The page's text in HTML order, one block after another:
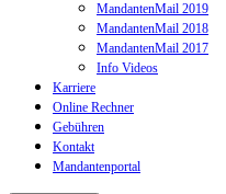
MandantenMail 2019
MandantenMail 2018
MandantenMail 2017
Info Videos
Karriere
Online Rechner
Gebühren
Kontakt
Mandantenportal